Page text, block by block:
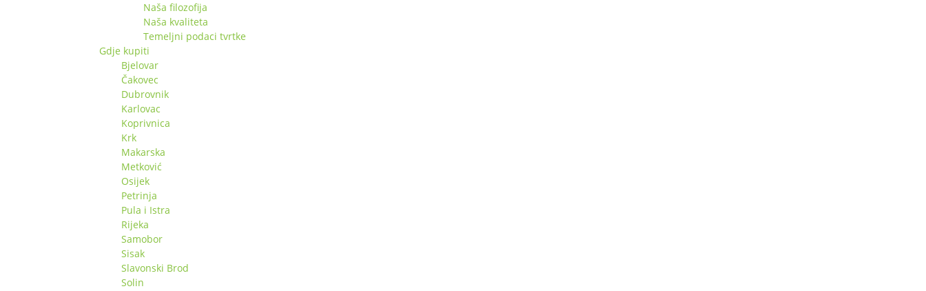
Naša filozofija
Naša kvaliteta
Temeljni podaci tvrtke
Gdje kupiti
Bjelovar
Čakovec
Dubrovnik
Karlovac
Koprivnica
Krk
Makarska
Metković
Osijek
Petrinja
Pula i Istra
Rijeka
Samobor
Sisak
Slavonski Brod
Solin